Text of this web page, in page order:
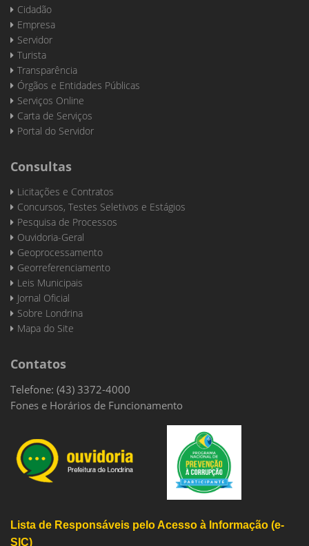
Cidadão
Empresa
Servidor
Turista
Transparência
Órgãos e Entidades Públicas
Serviços Online
Carta de Serviços
Portal do Servidor
Consultas
Licitações e Contratos
Concursos, Testes Seletivos e Estágios
Pesquisa de Processos
Ouvidoria-Geral
Geoprocessamento
Georreferenciamento
Leis Municipais
Jornal Oficial
Sobre Londrina
Mapa do Site
Contatos
Telefone: (43) 3372-4000
Fones e Horários de Funcionamento
Lista de Responsáveis pelo Acesso à Informação (e-
SIC)